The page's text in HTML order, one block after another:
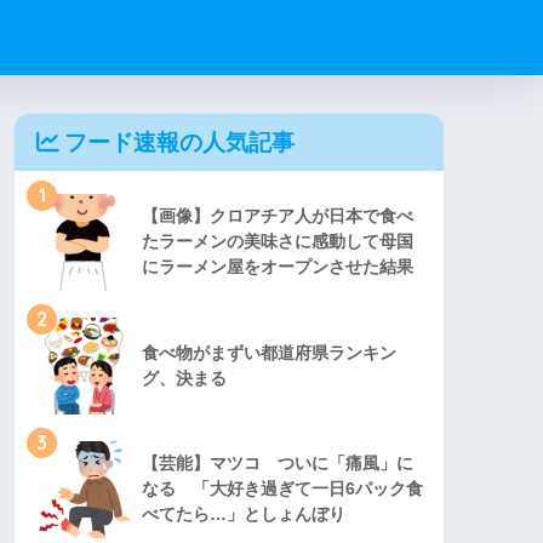
フード速報の人気記事
1
【画像】クロアチア人が日本で食べ
たラーメンの美味さに感動して母国
にラーメン屋をオープンさせた結果
2
食べ物がまずい都道府県ランキン
グ、決まる
3
【芸能】マツコ ついに「痛風」に
なる 「大好き過ぎて一日6パック食
べてたら…」としょんぼり